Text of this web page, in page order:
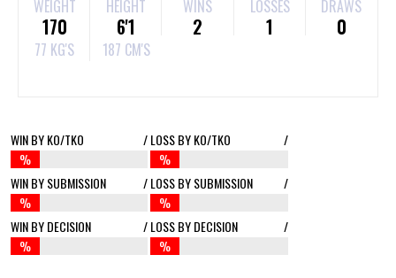
WEIGHT
170
77 KG'S
HEIGHT
6'1
187 CM'S
WINS
2
LOSSES
1
DRAWS
0
WIN BY KO/TKO
/
%
WIN BY SUBMISSION
/
%
WIN BY DECISION
/
%
LOSS BY KO/TKO
/
%
LOSS BY SUBMISSION
/
%
LOSS BY DECISION
/
%